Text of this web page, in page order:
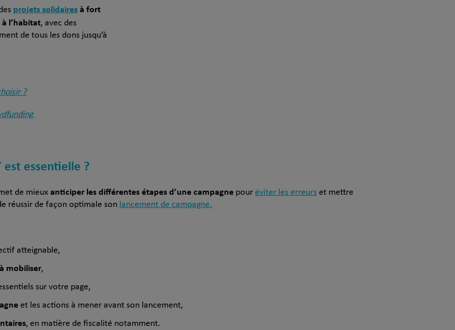
projets solidairesà fort
l’habitat, avec des
de tous les dons jusqu’à
?
essentielle ?
de mieux anticiper les différentes étapes d’une campagne pour éviter les erreurs et mettre
réussir de façon optimale son lancement de campagne.
atteignable,
mobiliser,
sur votre page,
et les actions à mener avant son lancement,
, en matière de fiscalité notamment.